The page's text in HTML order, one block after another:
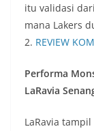
itu validasi
mana Lakers
2. REVIEW
Performa
LaRavia
LaRavia